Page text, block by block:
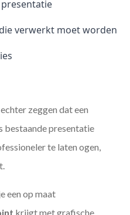
verwerkt moet worden
zeggen dat een
bestaande presentatie
te laten ogen,
een op maat
krijgt met grafische